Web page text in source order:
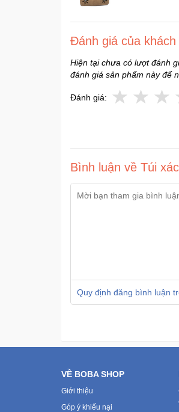
Đánh giá của khách
Hiện tại chưa có lượt đánh
đánh giá sản phẩm này để
Đánh giá:
Bình luận về Túi
Quy định đăng bình luận
VỀ BOBA SHOP
Giới thiệu
Góp ý khiếu nại